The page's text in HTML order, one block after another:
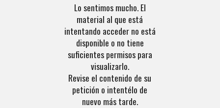
Lo sentimos mucho. El
material al que está
intentando acceder no está
disponible o no tiene
suficientes permisos para
visualizarlo.
Revise el contenido de su
petición o intentélo de
nuevo más tarde.